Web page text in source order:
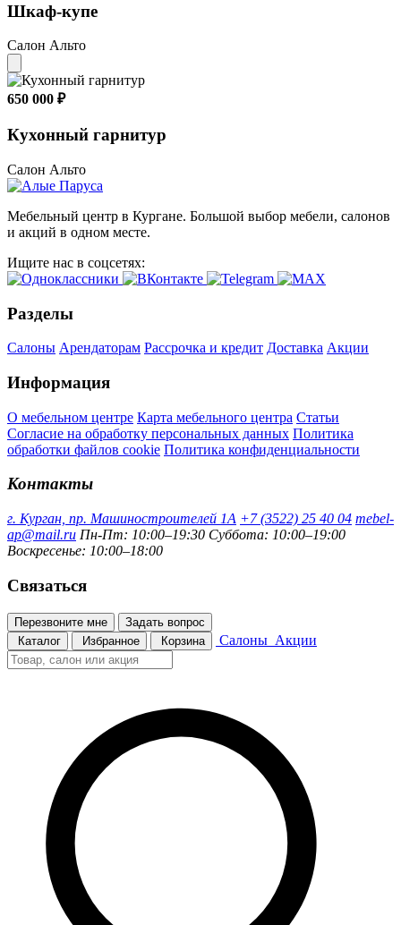
Шкаф-купе
Салон Альто
650 000 ₽
Кухонный гарнитур
Салон Альто
Мебельный центр в Кургане. Большой выбор мебели, салонов
и акций в одном месте.
Ищите нас в соцсетях:
Разделы
Салоны Арендаторам Рассрочка и кредит Доставка Акции
Информация
О мебельном центре Карта мебельного центра Статьи
Согласие на обработку персональных данных Политика
обработки файлов cookie Политика конфиденциальности
Контакты
г. Курган, пр. Машиностроителей 1А +7 (3522) 25 40 04 mebel-
ap@mail.ru Пн-Пт: 10:00–19:30 Суббота: 10:00–19:00
Воскресенье: 10:00–18:00
Связаться
Перезвоните мне
Задать вопрос
Каталог
Избранное Корзина Салоны Акции